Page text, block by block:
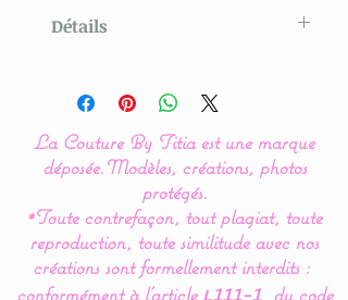
Détails
Couture By Titia
Ce tour de Lit est composé
de 5 coussins en forme de
nuages pour une déco de
chambre tout en douceur.
La Couture By Titia est une marque
déposée.Modèles, créations, photos
protégés.
*Toute contrefaçon, tout plagiat, toute
reproduction, toute similitude avec nos
créations sont formellement interdits :
conformémentà l’article L111-1 du code